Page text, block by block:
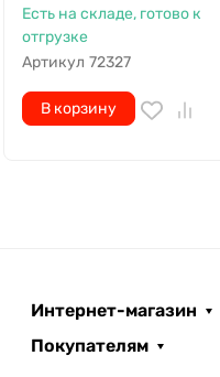
Есть на складе, готово к
отгрузке
Артикул 72327
В корзину
Интернет-магазин
Покупателям